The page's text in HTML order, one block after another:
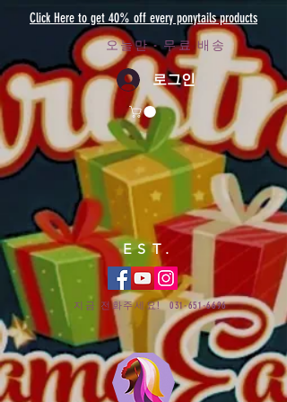
Click Here to get 40% off every ponytails products
오늘만 - 무료 배송
로그인
EST.
지금 전화주세요!031-651-6696